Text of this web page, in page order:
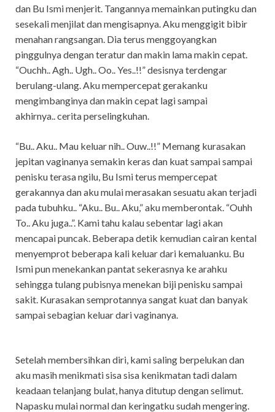
dan Bu Ismi menjerit. Tangannya memainkan putingku dan
sesekali menjilat dan mengisapnya. Aku menggigit bibir
menahan rangsangan. Dia terus menggoyangkan
pinggulnya dengan teratur dan makin lama makin cepat.
“Ouchh.. Agh.. Ugh.. Oo.. Yes..!!” desisnya terdengar
berulang-ulang. Aku mempercepat gerakanku
mengimbanginya dan makin cepat lagi sampai
akhirnya.. cerita perselingkuhan.
“Bu.. Aku.. Mau keluar nih.. Ouw..!!” Memang kurasakan
jepitan vaginanya semakin keras dan kuat sampai sampai
penisku terasa ngilu, Bu Ismi terus mempercepat
gerakannya dan aku mulai merasakan sesuatu akan terjadi
pada tubuhku.. “Aku.. Bu.. Aku,” aku memberontak. “Ouhh
To.. Aku juga..”. Kami tahu kalau sebentar lagi akan
mencapai puncak. Beberapa detik kemudian cairan kental
menyemprot beberapa kali keluar dari kemaluanku. Bu
Ismi pun menekankan pantat sekerasnya ke arahku
sehingga tulang pubisnya menekan biji penisku sampai
sakit. Kurasakan semprotannya sangat kuat dan banyak
sampai sebagian keluar dari vaginanya.
Setelah membersihkan diri, kami saling berpelukan dan
aku masih menikmati sisa sisa kenikmatan tadi dalam
keadaan telanjang bulat, hanya ditutup dengan selimut.
Napasku mulai normal dan keringatku sudah mengering.